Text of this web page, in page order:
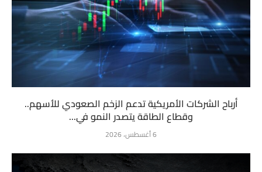
أرباح الشركات الأمريكية تدعم الزخم الصعودي للأسهم..
وقطاع الطاقة يتصدر النمو في...
6 أغسطس، 2026